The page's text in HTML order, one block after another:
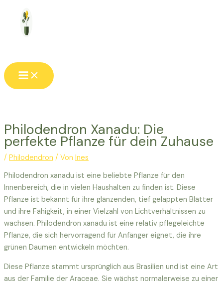
springen
Main
Menu
Philodendron Xanadu: Die
perfekte Pflanze für dein Zuhause
/ Philodendron / Von Ines
Philodendron xanadu ist eine beliebte Pflanze für den
Innenbereich, die in vielen Haushalten zu finden ist. Diese
Pflanze ist bekannt für ihre glänzenden, tief gelappten Blätter
und ihre Fähigkeit, in einer Vielzahl von Lichtverhältnissen zu
wachsen. Philodendron xanadu ist eine relativ pflegeleichte
Pflanze, die sich hervorragend für Anfänger eignet, die ihre
grünen Daumen entwickeln möchten.
Diese Pflanze stammt ursprünglich aus Brasilien und ist eine Art
aus der Familie der Araceae. Sie wächst normalerweise zu einer